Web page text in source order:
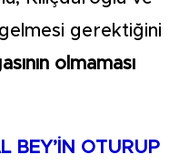
gerektiğini
olmaması
BEY’İN OTURUP